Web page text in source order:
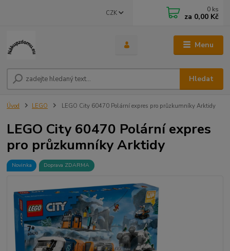
Menu
CZK
Hledat
0 ks
za 0,00 Kč
Úvod LEGO LEGO City 60470 Polární expres pro průzkumníky Arktidy
LEGO City 60470 Polární expres
pro průzkumníky Arktidy
Novinka Doprava ZDARMA